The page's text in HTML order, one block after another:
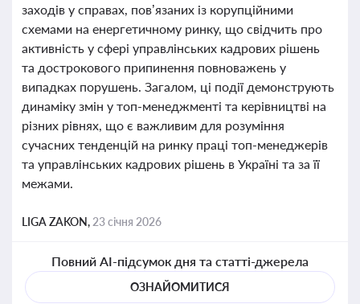
заходів у справах, пов’язаних із корупційними
схемами на енергетичному ринку, що свідчить про
активність у сфері управлінських кадрових рішень
та дострокового припинення повноважень у
випадках порушень. Загалом, ці події демонструють
динаміку змін у топ-менеджменті та керівництві на
різних рівнях, що є важливим для розуміння
сучасних тенденцій на ринку праці топ-менеджерів
та управлінських кадрових рішень в Україні та за її
межами.
LIGA ZAKON, 23 січня 2026
Повний AI-підсумок дня та статті-джерела
ОЗНАЙОМИТИСЯ